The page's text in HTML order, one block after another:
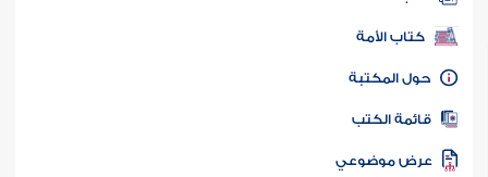
كتب PDF
كتاب الأمة
المكتبة
الكتب